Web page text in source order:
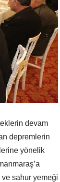
devam
depremlerin
yönelik
ve sahur yemeği